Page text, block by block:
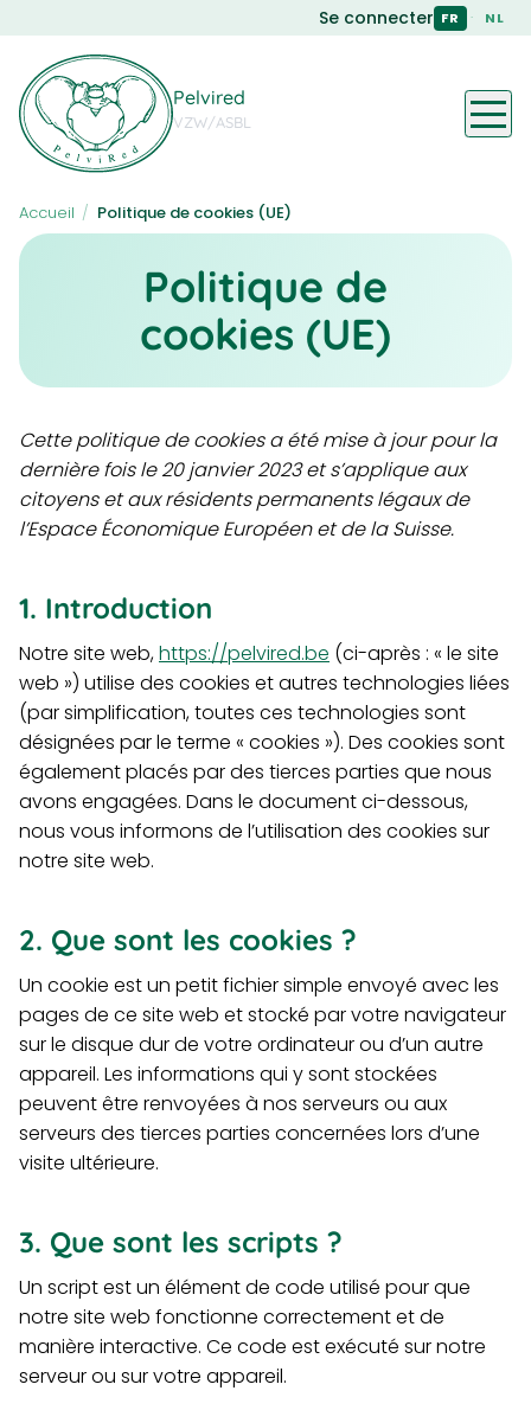
to
main
content
Se connecter FR · NL
Pelvired
VZW/ASBL
Accueil / Politique de cookies (UE)
Politique de
cookies (UE)
Cette politique de cookies a été mise à jour pour la
dernière fois le 20 janvier 2023 et s’applique aux
citoyens et aux résidents permanents légaux de
l’Espace Économique Européen et de la Suisse.
1. Introduction
Notre site web,https://pelvired.be (ci-après : « le site
web ») utilise des cookies et autres technologies liées
(par simplification, toutes ces technologies sont
désignées par le terme « cookies »). Des cookies sont
également placés par des tierces parties que nous
avons engagées. Dans le document ci-dessous,
nous vous informons de l’utilisation des cookies sur
notre site web.
2. Que sont les cookies ?
Un cookie est un petit fichier simple envoyé avec les
pages de ce site web et stocké par votre navigateur
sur le disque dur de votre ordinateur ou d’un autre
appareil. Les informations qui y sont stockées
peuvent être renvoyées à nos serveurs ou aux
serveurs des tierces parties concernées lors d’une
visite ultérieure.
3. Que sont les scripts ?
Un script est un élément de code utilisé pour que
notre site web fonctionne correctement et de
manière interactive. Ce code est exécuté sur notre
serveur ou sur votre appareil.